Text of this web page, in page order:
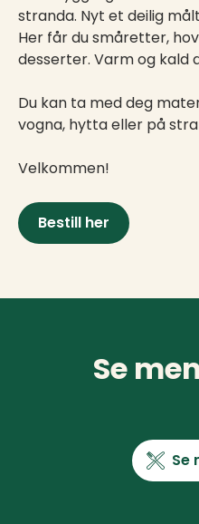
stranda. Nyt et deilig
Her får du småretter,
desserter. Varm og kald
Du kan ta med deg
vogna, hytta eller på
Velkommen!
Bestill her
Se
Se